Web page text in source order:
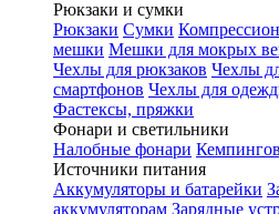
Рюкзаки и сумки
Рюкзаки Сумки
мешки Мешки для мокрых
Чехлы для рюкзаков Чехлы
смартфонов Чехлы для
Фастексы, пряжки
Фонари и светильники
Налобные фонари
Источники питания
Аккумуляторы и батарейки
аккумуляторам Зарядные